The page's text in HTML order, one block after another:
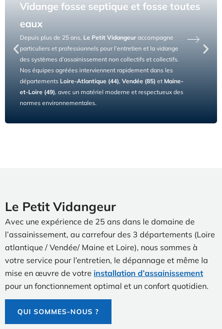
Vidange fosse septique et fosse toutes
eaux
Depuis plus de 25 ans, Le Petit Vidangeur accompagne
particuliers et professionnels pour l’entretien et la vidange
des systèmes d’assainissement non collectifs et collectifs.
Nos équipes agréées interviennent rapidement dans les
départements Loire-Atlantique (44), Vendée (85) et Maine-
et-Loire (49), avec un matériel moderne et respectueux des
normes environnementales.
Le Petit Vidangeur
Avec une expérience de 25 ans dans le domaine de
l’assainissement, au carrefour des 3 départements (Loire
atlantique / Vendée/ Maine et Loire), nous sommes à
votre service pour l’entretien, le dépannage et même la
mise en œuvre de votre installation d’assainissement
pour un fonctionnement optimal et un confort quotidien.
QUI SOMMES-NOUS ?